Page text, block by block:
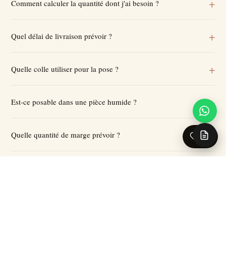
Comment calculer la quantité dont j'ai besoin ?
Quel délai de livraison prévoir ?
Quelle colle utiliser pour la pose ?
Est-ce posable dans une pièce humide ?
Quelle quantité de marge prévoir ? 0